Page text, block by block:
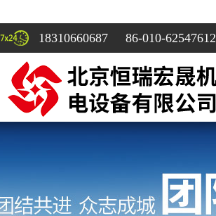
18310660687 86-010-62547612